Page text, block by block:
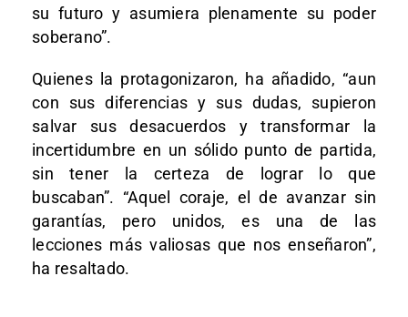
su futuro y asumiera plenamente su poder
soberano”.
Quienes la protagonizaron, ha añadido, “aun
con sus diferencias y sus dudas, supieron
salvar sus desacuerdos y transformar la
incertidumbre en un sólido punto de partida,
sin tener la certeza de lograr lo que
buscaban”. “Aquel coraje, el de avanzar sin
garantías, pero unidos, es una de las
lecciones más valiosas que nos enseñaron”,
ha resaltado.